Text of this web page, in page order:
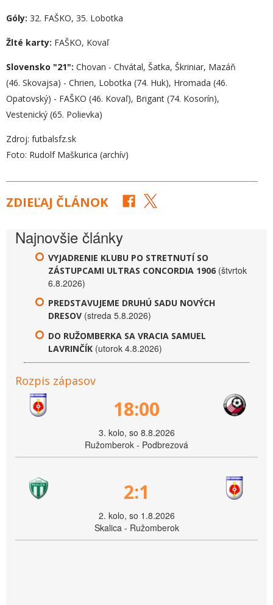
Góly: 32. FAŠKO, 35. Lobotka
Žlté karty: FAŠKO, Kovaľ
Slovensko "21": Chovan - Chvátal, Šatka, Škriniar, Mazáň
(46. Skovajsa) - Chrien, Lobotka (74. Huk), Hromada (46.
Opatovský) - FAŠKO (46. Kovaľ), Brigant (74. Kosorín),
Vestenický (65. Polievka)
Zdroj: futbalsfz.sk
Foto: Rudolf Maškurica (archív)
ZDIEĽAJ ČLÁNOK
Najnovšie články
VYJADRENIE KLUBU PO STRETNUTÍ SO
ZÁSTUPCAMI ULTRAS CONCORDIA 1906 (štvrtok
6.8.2026)
PREDSTAVUJEME DRUHÚ SADU NOVÝCH
DRESOV (streda 5.8.2026)
DO RUŽOMBERKA SA VRACIA SAMUEL
LAVRINČÍK (utorok 4.8.2026)
Rozpis zápasov
18:00
3. kolo, so 8.8.2026
Ružomberok - Podbrezová
2:1
2. kolo, so 1.8.2026
Skalica - Ružomberok